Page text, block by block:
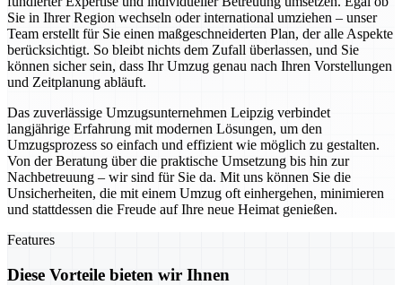
Sie in Ihrer Region wechseln oder international umziehen – unser
Team erstellt für Sie einen maßgeschneiderten Plan, der alle Aspekte
berücksichtigt. So bleibt nichts dem Zufall überlassen, und Sie
können sicher sein, dass Ihr Umzug genau nach Ihren Vorstellungen
und Zeitplanung abläuft.
Das zuverlässige Umzugsunternehmen Leipzig verbindet
langjährige Erfahrung mit modernen Lösungen, um den
Umzugsprozess so einfach und effizient wie möglich zu gestalten.
Von der Beratung über die praktische Umsetzung bis hin zur
Nachbetreuung – wir sind für Sie da. Mit uns können Sie die
Unsicherheiten, die mit einem Umzug oft einhergehen, minimieren
und stattdessen die Freude auf Ihre neue Heimat genießen.
Features
Diese Vorteile bieten wir Ihnen